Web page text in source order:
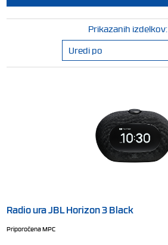
Prikazanih izdelkov:
Radio ura JBL Horizon 3 Black
Priporočena MPC